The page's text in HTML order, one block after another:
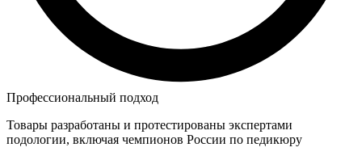
Профессиональный подход
Товары разработаны и протестированы экспертами
подологии, включая чемпионов России по педикюру